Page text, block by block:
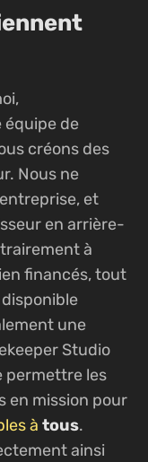
équipe de
créons des
Nous ne
et
en arrière-
à
financés, tout
une
Studio
permettre les
en mission pour
à tous.
ainsi